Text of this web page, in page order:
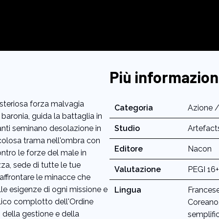
forza malvagia
guida la battaglia in
seminano desolazione in
trama nell'ombra con
le forze del male in
sede di tutte le tue
le minacce che
esigenze di ogni missione e
complotto dell'Ordine
gestione e della
Più
Categoria Azione
Studio
Editore Nacon
Valutazione PEGI
Lingua